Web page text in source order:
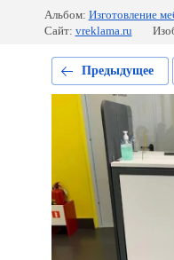
Альбом: Изготовление
Сайт: vreklama.ru
Предыдущее